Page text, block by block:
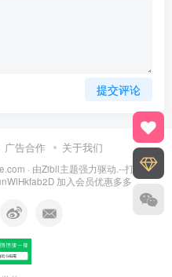
提交评论
广告合作 关于我们
· 由Zibll主题强力驱动.--打开
加入会员优惠多多